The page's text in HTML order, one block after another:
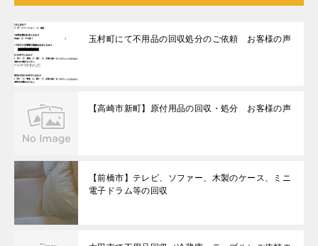
玉村町にて不用品の回収処分のご依頼 お客様の声
【高崎市新町】原付用品の回収・処分 お客様の声
【前橋市】テレビ、ソファー、木製のケース、ミニ
電子ドラム等の回収